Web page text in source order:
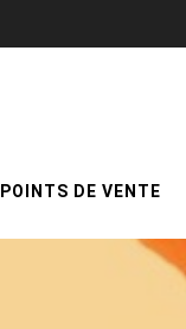
POINTS DE VENTE